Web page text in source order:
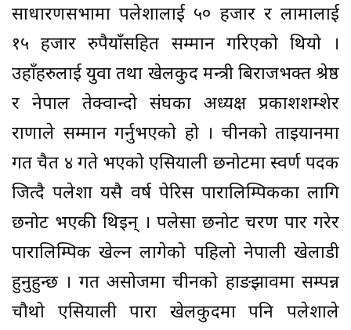
साधारणसभामा पलेशालाई ५० हजार र लामालाई
१५ हजार रुपैयाँसहित सम्मान गरिएको थियो ।
उहाँहरुलाई युवा तथा खेलकुद मन्त्री बिराजभक्त श्रेष्ठ
र नेपाल तेक्वान्दो संघका अध्यक्ष प्रकाशशम्शेर
राणाले सम्मान गर्नुभएको हो । चीनको ताइयानमा
गत चैत ४ गते भएको एसियाली छनोटमा स्वर्ण पदक
जित्दै पलेशा यसै वर्ष पेरिस पारालिम्पिकका लागि
छनोट भएकी थिइन् । पलेसा छनोट चरण पार गरेर
पारालिम्पिक खेल्न लागेको पहिलो नेपाली खेलाडी
हुनुहुन्छ । गत असोजमा चीनको हाङझावमा सम्पन्न
चौथो एसियाली पारा खेलकुदमा पनि पलेशाले